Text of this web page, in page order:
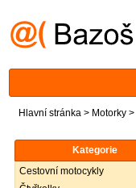
Hlavní stránka > Motorky >
Kategorie
Cestovní motocykly